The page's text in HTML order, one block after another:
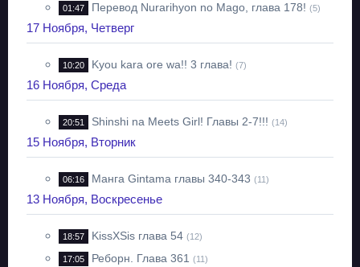
01:47 Перевод Nurarihyon no Mago, глава 178! (5)
17 Ноября, Четверг
10:20 Kyou kara ore wa!! 3 глава! (7)
16 Ноября, Среда
20:51 Shinshi na Meets Girl! Главы 2-7!!! (14)
15 Ноября, Вторник
06:16 Манга Gintama главы 340-343 (11)
13 Ноября, Воскресенье
18:57 KissXSis глава 54 (12)
17:05 Реборн. Глава 361 (11)